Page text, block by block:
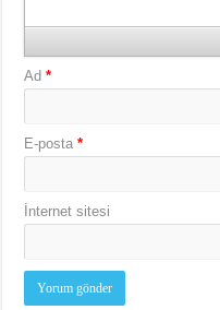
Ad*
E-posta*
İnternet sitesi